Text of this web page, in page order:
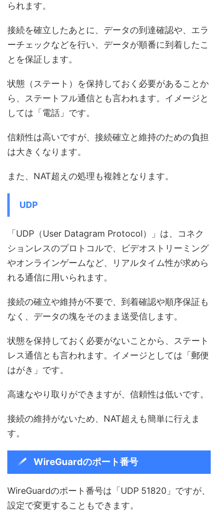
られます。
接続を確立したあとに、データの到達確認や、エラ
ーチェックなどを行い、データが順番に到着したこ
とを保証します。
状態（ステート）を保持しておく必要があることか
ら、ステートフル通信とも言われます。イメージと
しては「電話」です。
信頼性は高いですが、接続確立と維持のための負担
は大きくなります。
また、NAT超えの処理も複雑となります。
UDP
「UDP（User Datagram Protocol）」は、コネク
ションレスのプロトコルで、ビデオストリーミング
やオンラインゲームなど、リアルタイム性が求めら
れる通信に用いられます。
接続の確立や維持が不要で、到着確認や順序保証も
なく、データの塊をそのまま送受信します。
状態を保持しておく必要がないことから、ステート
レス通信とも言われます。イメージとしては「郵便
はがき」です。
高速なやり取りができますが、信頼性は低いです。
接続の維持がないため、NAT超えも簡単に行えま
す。
WireGuardのポート番号
WireGuardのポート番号は「UDP 51820」ですが、
設定で変更することもできます。